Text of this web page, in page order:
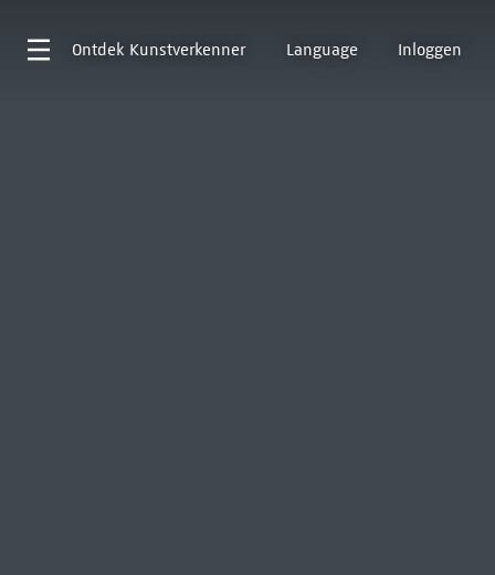
Ontdek Kunstverkenner Language Inloggen